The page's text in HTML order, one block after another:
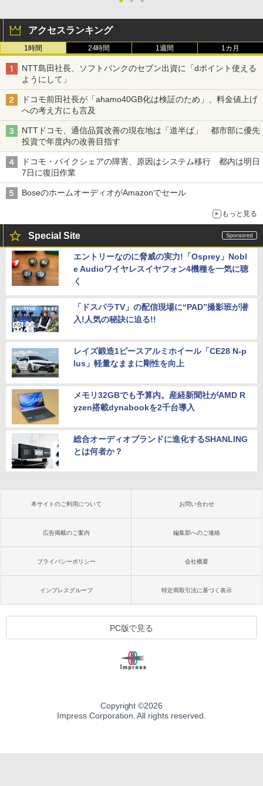
アクセスランキング
1時間 24時間 1週間 1カ月
NTT島田社長、ソフトバンクのセブン出資に「dポイント使える
ようにして」
ドコモ前田社長が「ahamo40GB化は検証のため」、料金値上げ
への考え方にも言及
NTTドコモ、通信品質改善の現在地は「道半ば」 都市部に優先
投資で年度内の改善目指す
ドコモ・バイクシェアの障害、原因はシステム移行 都内は明日
7日に復旧作業
BoseのホームオーディオがAmazonでセール
もっと見る
Special Site
エントリーなのに脅威の実力!「Osprey」Nobl
e Audioワイヤレスイヤフォン4機種を一気に聴
く
「ドスパラTV」の配信現場に“PAD”撮影班が潜
入!人気の秘訣に迫る!!
レイズ鍛造1ピースアルミホイール「CE28 N-p
lus」軽量なままに剛性を向上
メモリ32GBでも予算内。産経新聞社がAMD R
yzen搭載dynabookを2千台導入
総合オーディオブランドに進化するSHANLING
とは何者か？
本サイトのご利用について お問い合わせ
広告掲載のご案内 編集部へのご連絡
プライバシーポリシー 会社概要
インプレスグループ 特定商取引法に基づく表示
PC版で見る
Copyright ©2026
Impress Corporation. All rights reserved.